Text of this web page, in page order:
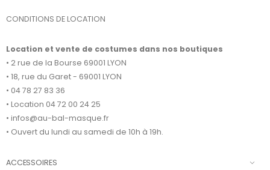
CONDITIONS DE LOCATION
Location et vente de costumes dans nos boutiques
• 2 rue de la Bourse 69001 LYON
• 18, rue du Garet - 69001 LYON
• 04 78 27 83 36
• Location 04 72 00 24 25
• infos@au-bal-masque.fr
• Ouvert du lundi au samedi de 10h à 19h.
ACCESSOIRES